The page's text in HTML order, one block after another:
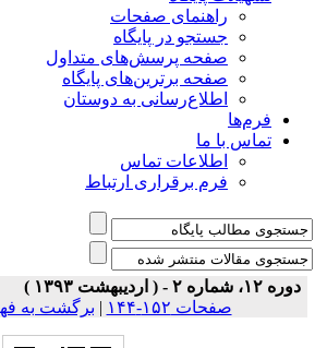
راهنمای صفحات
جستجو در پایگاه
صفحه پرسش‌های متداول
صفحه برترین‌های پایگاه
اطلاع‌رسانی به دوستان
فرم‌ها
تماس با ما
اطلاعات تماس
فرم برقراری ارتباط
دوره ۱۲، شماره ۲ - ( اردیبهشت ۱۳۹۳ )
صفحات ۱۵۲-۱۴۴
| برگشت به